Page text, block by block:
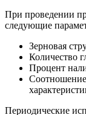
При проведении
следующие
Зерновая
Количество
Процент
Периодические